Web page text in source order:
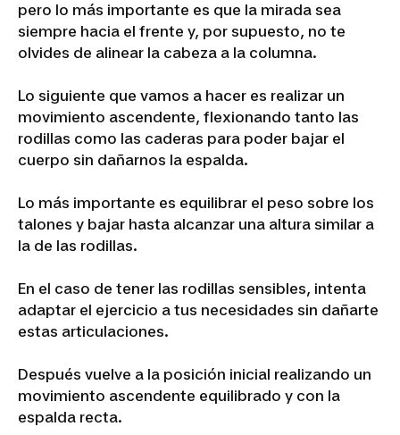
pero lo más importante es que la mirada sea
siempre hacia el frente y, por supuesto, no te
olvides de alinear la cabeza a la columna.
Lo siguiente que vamos a hacer es realizar un
movimiento ascendente, flexionando tanto las
rodillas como las caderas para poder bajar el
cuerpo sin dañarnos la espalda.
Lo más importante es equilibrar el peso sobre los
talones y bajar hasta alcanzar una altura similar a
la de las rodillas.
En el caso de tener las rodillas sensibles, intenta
adaptar el ejercicio a tus necesidades sin dañarte
estas articulaciones.
Después vuelve a la posición inicial realizando un
movimiento ascendente equilibrado y con la
espalda recta.